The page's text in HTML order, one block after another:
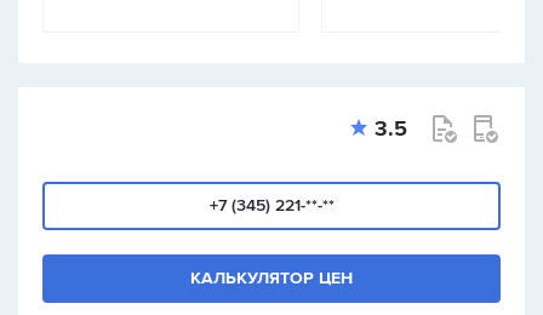
3.5
+7 (345) 221-**-**
КАЛЬКУЛЯТОР ЦЕН